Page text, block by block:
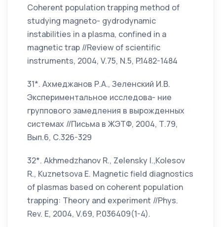
Coherent population trapping method of
studying magneto- gydrodynamic
instabilities in a plasma, confined in a
magnetic trap //Review of scientific
instruments, 2004, V.75, N.5, P.1482-1484
31*. Ахмеджанов Р.А., Зеленский И.В.
Экспериментальное исследова- ние
группового замедления в вырожденных
системах //Письма в ЖЭТФ, 2004, Т.79,
Вып.6, С.326-329
32*. Akhmedzhanov R., Zelensky I.,Kolesov
R., Kuznetsova E. Magnetic field diagnostics
of plasmas based on coherent population
trapping: Theory and experiment //Phys.
Rev. E, 2004, V.69, P.036409(1-4).